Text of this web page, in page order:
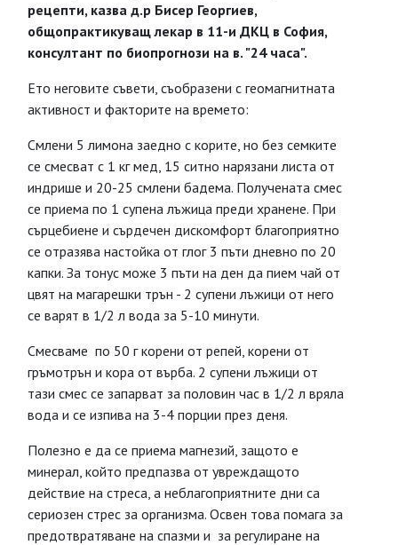
рецепти, казва д.р Бисер Георгиев,
общопрактикуващ лекар в 11-и ДКЦ в София,
консултант по биопрогнози на в. "24 часа".
Ето неговите съвети, съобразени с геомагнитната
активност и факторите на времето:
Смлени 5 лимона заедно с корите, но без семките
се смесват с 1 кг мед, 15 ситно нарязани листа от
индрише и 20-25 смлени бадемa. Получената смес
се приема по 1 супена лъжица преди хранене. При
сърцебиене и сърдечен дискомфорт благоприятно
се отразява настойка от глог 3 пъти дневно по 20
капки. За тонус може 3 пъти на ден да пием чай от
цвят на магарешки трън - 2 супени лъжици от него
се варят в 1/2 л вода за 5-10 минути.
Смесваме по 50 г корени от репей, корени от
гръмотрън и кора от върба. 2 супени лъжици от
тази смес се запарват за половин час в 1/2 л вряла
вода и се изпива на 3-4 порции през деня.
Полезно е да се приема магнезий, защото е
минерал, който предпазва от увреждащото
действие на стреса, а неблагоприятните дни са
сериозен стрес за организма. Освен това помага за
предотвратяване на спазми и за регулиране на